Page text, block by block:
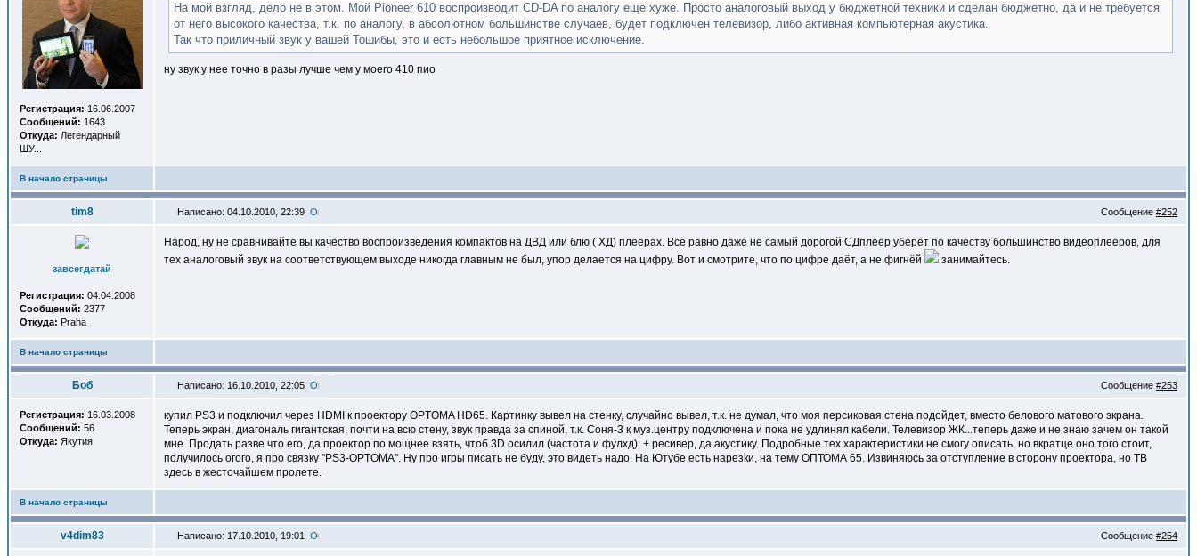
Регистрация: 16.06.2007
Сообщений: 1643
Откуда: Легендарный
ШУ...
На мой взгляд, дело не в этом. Мой Pioneer 610 воспроизводит CD-DA по аналогу еще хуже. Просто аналоговый выход у бюджетной техники и сделан бюджетно, да и не требуется
от него высокого качества, т.к. по аналогу, в абсолютном большинстве случаев, будет подключен телевизор, либо активная компьютерная акустика.
Так что приличный звук у вашей Тошибы, это и есть небольшое приятное исключение.
ну звук у нее точно в разы лучше чем у моего 410 пио
В начало страницы
tim8 Написано: 04.10.2010, 22:39 Сообщение #252
завсегдатай
Регистрация: 04.04.2008
Сообщений: 2377
Откуда: Praha
Народ, ну не сравнивайте вы качество воспроизведения компактов на ДВД или блю ( ХД) плеерах. Всё равно даже не самый дорогой СДплеер уберёт по качеству большинство видеоплееров, для
тех аналоговый звук на соответствующем выходе никогда главным не был, упор делается на цифру. Вот и смотрите, что по цифре даёт, а не фигнёй
занимайтесь.
В начало страницы
Боб Написано: 16.10.2010, 22:05 Сообщение #253
Регистрация: 16.03.2008
Сообщений: 56
Откуда: Якутия
купил PS3 и подключил через HDMI к проектору OPTOMA HD65. Картинку вывел на стенку, случайно вывел, т.к. не думал, что моя персиковая стена подойдет, вместо белового матового экрана.
Теперь экран, диагональ гигантская, почти на всю стену, звук правда за спиной, т.к. Соня-3 к муз.центру подключена и пока не удлинял кабели. Телевизор ЖК...теперь даже и не знаю зачем он такой
мне. Продать разве что его, да проектор по мощнее взять, чтоб 3D осилил (частота и фулхд), + ресивер, да акустику. Подробные тех.характеристики не смогу описать, но вкратце оно того стоит,
получилось огого, я про связку "PS3-OPTOMA". Ну про игры писать не буду, это видеть надо. На Ютубе есть нарезки, на тему ОПТОМА 65. Извиняюсь за отступление в сторону проектора, но ТВ
здесь в жесточайшем пролете.
В начало страницы
v4dim83 Написано: 17.10.2010, 19:01 Сообщение #254